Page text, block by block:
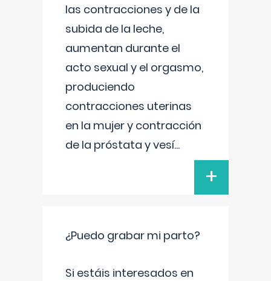
las contracciones y de la
subida de la leche,
aumentan durante el
acto sexual y el orgasmo,
produciendo
contracciones uterinas
en la mujer y contracción
de la próstata y vesí...
+
¿Puedo grabar mi parto?
Si estáis interesados en